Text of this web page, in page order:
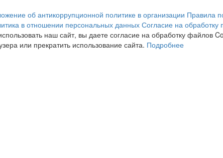
об антикоррупционной политике в организации Правила
в отношении персональных данных Согласие на
наш сайт, вы даете согласие на обработку файлов
или прекратить использование сайта. Подробнее